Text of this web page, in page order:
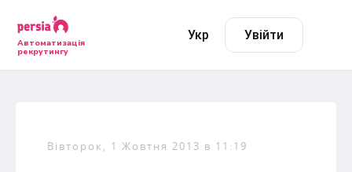
Автоматизація
рекрутингу
Укр Увійти
Вівторок, 1 Жовтня 2013 в 11:19